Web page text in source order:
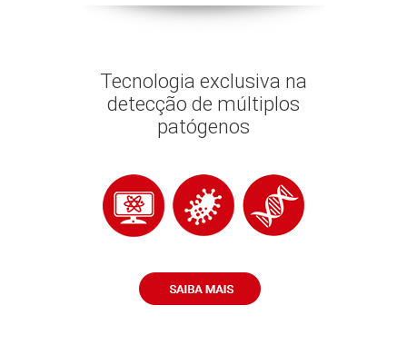
Tecnologia exclusiva na
detecção de múltiplos
patógenos